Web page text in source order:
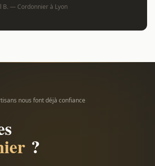
B. — Cordonnier à Lyon
nous font déjà confiance
?